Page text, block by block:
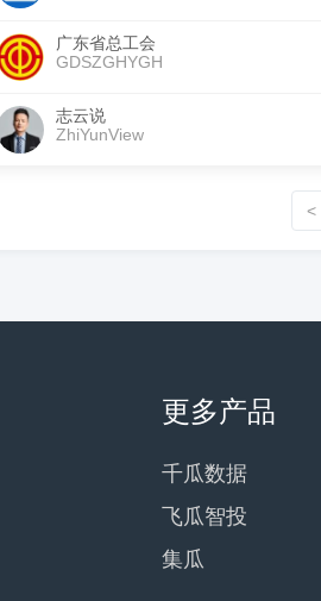
广东省总工会
GDSZGHYGH
志云说
ZhiYunView
<
更多产品
千瓜数据
飞瓜智投
集瓜